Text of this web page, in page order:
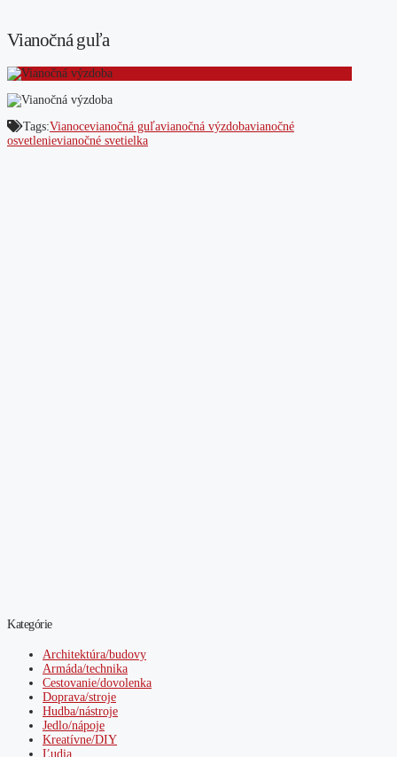
Vianočná guľa
Tags:Vianocevianočná guľavianočná výzdobavianočné
osvetlenievianočné svetielka
Kategórie
Architektúra/budovy
Armáda/technika
Cestovanie/dovolenka
Doprava/stroje
Hudba/nástroje
Jedlo/nápoje
Kreatívne/DIY
Ľudia